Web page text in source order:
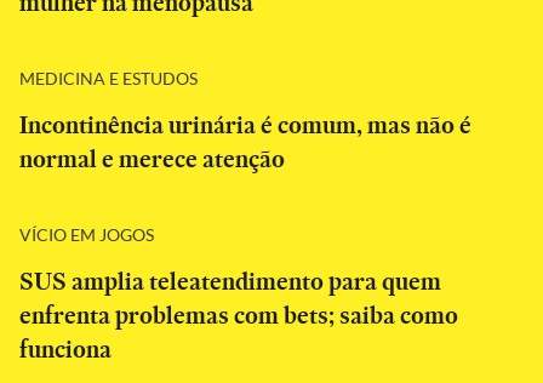
MEDICINA E ESTUDOS
Incontinência urinária é comum, mas não é
normal e merece atenção
VÍCIO EM JOGOS
SUS amplia teleatendimento para quem
enfrenta problemas com bets; saiba como
funciona